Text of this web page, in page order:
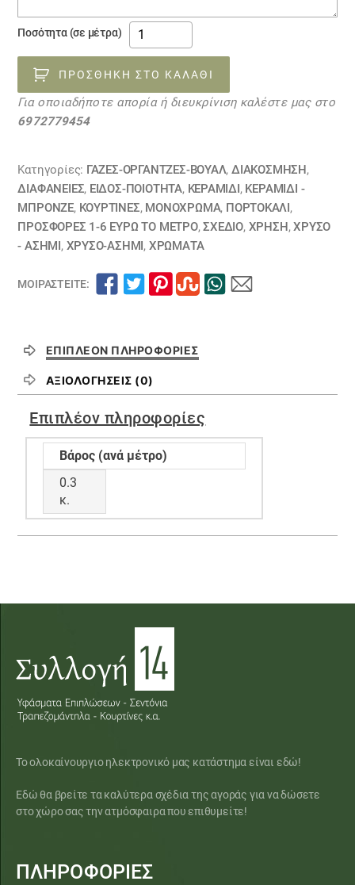
Ποσότητα (σε μέτρα)
οργαντίνα
κεραμιδί-
χρυσό-
ροδί
20111038
ΠΡΟΣΘΉΚΗ ΣΤΟ ΚΑΛΆΘΙ
Για οποιαδήποτε απορία ή διευκρίνιση καλέστε μας στο
6972779454
Κατηγορίες: ΓΆΖΕΣ-ΟΡΓΆΝΤΖΕΣ-ΒΟΥΆΛ,ΔΙΑΚΟΣΜΗΣΗ,
ΔΙΑΦΆΝΕΙΕΣ, ΕΙΔΟΣ-ΠΟΙΟΤΗΤΑ, ΚΕΡΑΜΙΔΙ, ΚΕΡΑΜΙΔΙ -
ΜΠΡΟΝΖΕ, ΚΟΥΡΤΊΝΕΣ, ΜΟΝΌΧΡΩΜΑ, ΠΟΡΤΟΚΑΛΙ,
ΠΡΟΣΦΟΡΕΣ 1-6 ΕΥΡΩ ΤΟ ΜΕΤΡΟ,ΣΧΕΔΙΟ, ΧΡΗΣΗ,ΧΡΥΣΟ
- ΑΣΗΜΙ, ΧΡΥΣΟ-ΑΣΗΜΙ, ΧΡΏΜΑΤΑ
ΜΟΙΡΑΣΤΕΊΤΕ:
ΕΠΙΠΛΈΟΝ ΠΛΗΡΟΦΟΡΊΕΣ
ΑΞΙΟΛΟΓΉΣΕΙΣ (0)
Επιπλέον πληροφορίες
Βάρος (ανά μέτρο)
0.3
κ.
Το ολοκαίνουργιο ηλεκτρονικό μας κατάστημα είναι εδώ!
Εδώ θα βρείτε τα καλύτερα σχέδια της αγοράς για να δώσετε
στο χώρο σας την ατμόσφαιρα που επιθυμείτε!
ΠΛΗΡΟΦΟΡΙΕΣ